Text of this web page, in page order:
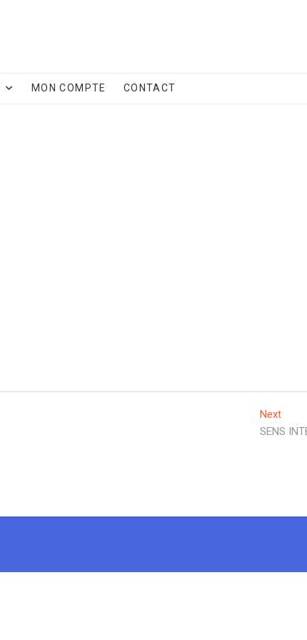
MON COMPTE CONTACT
NextNext
post:
SENS